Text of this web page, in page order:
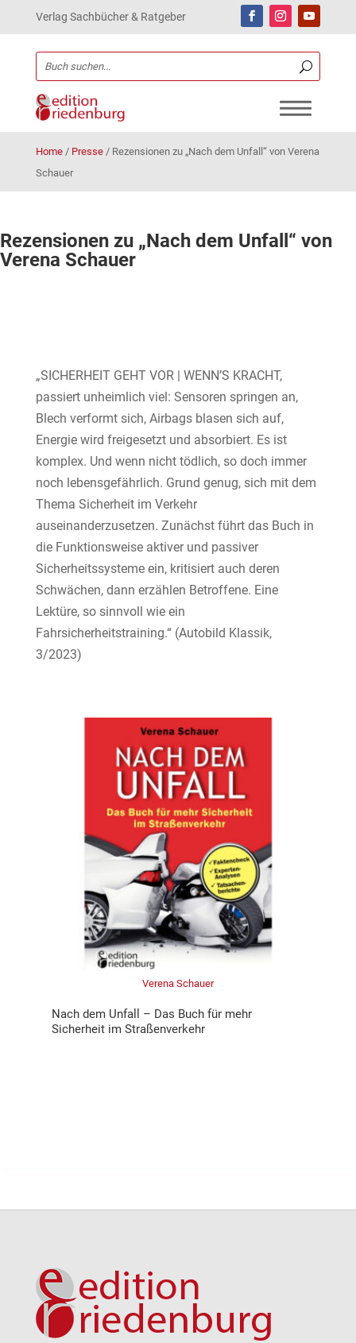
Verlag Sachbücher & Ratgeber
Home/ Presse/ Rezensionen zu „Nach dem Unfall“ von Verena
Schauer
Rezensionen zu „Nach dem Unfall“ von
Verena Schauer
„SICHERHEIT GEHT VOR | WENN’S KRACHT,
passiert unheimlich viel: Sensoren springen an,
Blech verformt sich, Airbags blasen sich auf,
Energie wird freigesetzt und absorbiert. Es ist
komplex. Und wenn nicht tödlich, so doch immer
noch lebensgefährlich. Grund genug, sich mit dem
Thema Sicherheit im Verkehr
auseinanderzusetzen. Zunächst führt das Buch in
die Funktionsweise aktiver und passiver
Sicherheitssysteme ein, kritisiert auch deren
Schwächen, dann erzählen Betroffene. Eine
Lektüre, so sinnvoll wie ein
Fahrsicherheitstraining.“ (Autobild Klassik,
3/2023)
Verena Schauer
Nach dem Unfall – Das Buch für mehr
Sicherheit im Straßenverkehr